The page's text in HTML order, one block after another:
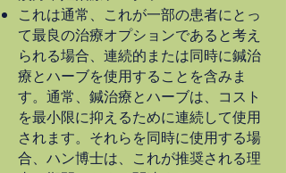
これは通常、これが一部の患者にとっ
て最良の治療オプションであると考え
られる場合、連続的または同時に鍼治
療とハーブを使用することを含みま
す。通常、鍼治療とハーブは、コスト
を最小限に抑えるために連続して使用
されます。それらを同時に使用する場
合、ハン博士は、これが推奨される理